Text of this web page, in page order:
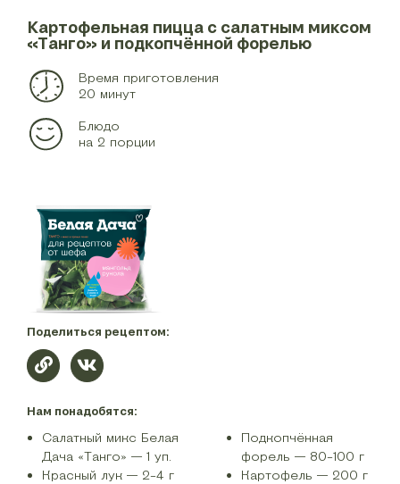
Картофельная пицца с салатным миксом
«Танго» и подкопчённой форелью
Время приготовления
20 минут
Блюдо
на 2 порции
Поделиться рецептом:
Нам понадобятся:
Салатный микс Белая
Дача «Танго» — 1 уп.
Подкопчённая
форель — 80-100 г
Красный лук — 2-4 г
Картофель — 200 г